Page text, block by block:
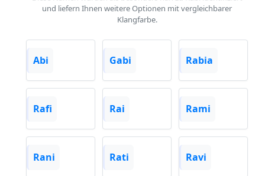
und liefern Ihnen weitere Optionen mit vergleichbarer
Klangfarbe.
Abi Gabi Rabia
Rafi Rai Rami
Rani Rati Ravi